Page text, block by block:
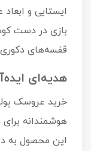
ایستایی و
بازی در دست
قفسه‌های دکوری
هدیه‌ای
هوشمندانه
این محصول به